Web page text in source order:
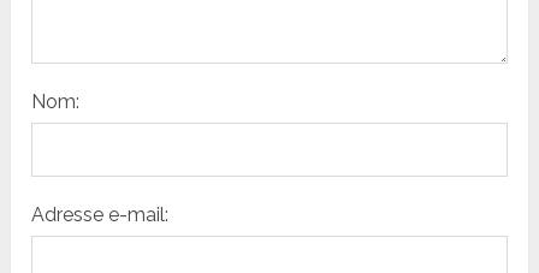
Nom:
Adresse e-mail: